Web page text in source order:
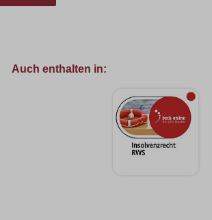
Auch enthalten in: